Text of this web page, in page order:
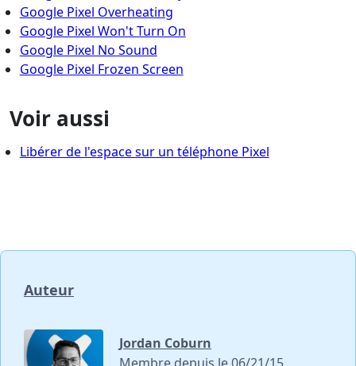
Google Pixel Overheating
Google Pixel Won't Turn On
Google Pixel No Sound
Google Pixel Frozen Screen
Voir aussi
Libérer de l'espace sur un téléphone Pixel
Auteur
Jordan Coburn